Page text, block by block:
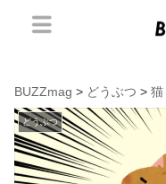
BUZZmag > どうぶつ > 猫
どうぶつ